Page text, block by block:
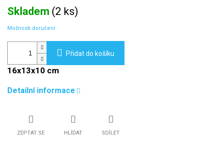
Měrná
cena:
Skladem (2 ks)
Možnosti doručení
Přidat do košíku
16x13x10 cm
Detailní informace
ZEPTAT SE HLÍDAT SDÍLET